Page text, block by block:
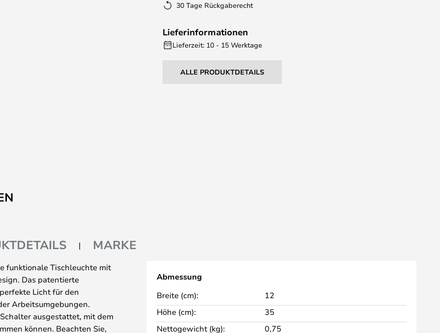
30 Tage Rückgaberecht
Lieferinformationen
Lieferzeit: 10 - 15 Werktage
ALLE PRODUKTDETAILS
MARKE
funktionale Tischleuchte mit
Das patentierte
Licht für den
Arbeitsumgebungen.
ausgestattet, mit dem
können. Beachten Sie,
Abmessung
Breite (cm):
12
Höhe (cm):
35
Nettogewicht (kg):
0,75